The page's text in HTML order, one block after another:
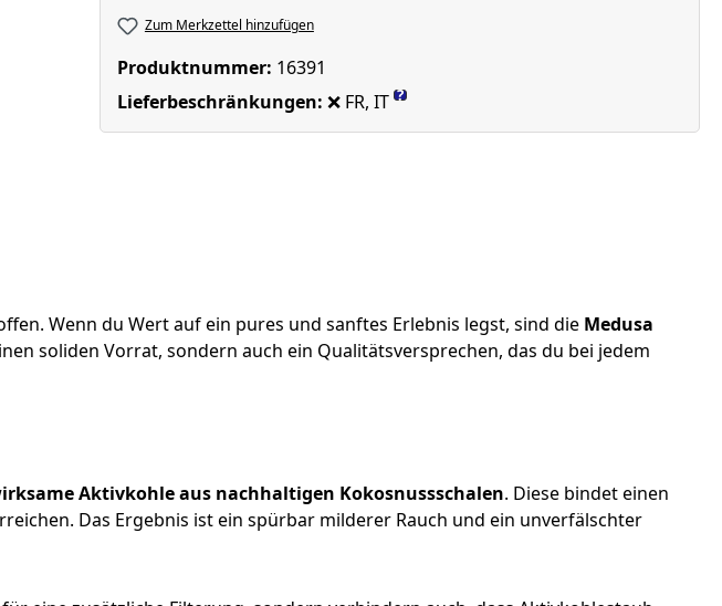
Zum Merkzettel hinzufügen
Produktnummer: 16391
Lieferbeschränkungen: ❌ FR, IT ?
Wenn du Wert auf ein pures und sanftes Erlebnis legst, sind die Medusa
soliden Vorrat, sondern auch ein Qualitätsversprechen, das du bei jedem
Aktivkohle aus nachhaltigen Kokosnussschalen. Diese bindet einen
Das Ergebnis ist ein spürbar milderer Rauch und ein unverfälschter